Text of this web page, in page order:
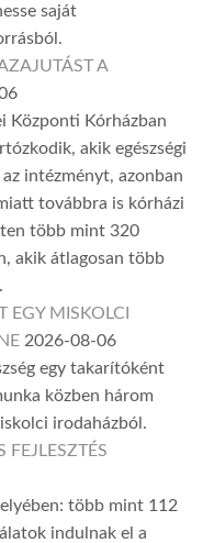
saját
A
Központi Kórházban
akik egészségi
intézményt, azonban
továbbra is kórházi
több mint 320
akik átlagosan több
EGY MISKOLCI
2026-08-06
egy takarítóként
közben három
irodaházból.
több mint 112
indulnak el a